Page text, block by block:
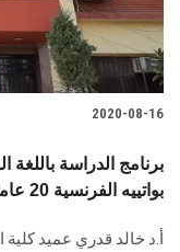
2020-08-16
برنامج الدراسة باللغة
بواتييه الفرنسية 20 عاما من التميز
أ.د خالد قدري عميد كلية